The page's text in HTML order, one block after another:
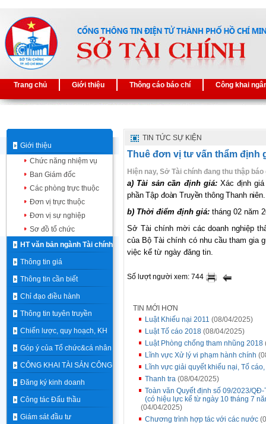
Trang chủ Giới thiệu Thông cáo báo chí Công khai
Giới thiệu
Chức năng nhiệm vụ
Ban Giám đốc
Các phòng trực thuộc
Đơn vị trực thuộc
Đơn vị sự nghiệp
Sơ đồ tổ chức
HT văn bản ngành Tài chính
Thông tin giá
Thông tin cần biết
Chỉ đạo điều hành
Thông tin tuyên truyền
Chiến lược, quy hoạch, KH
Góp ý của Tổ chức&cá nhân
CÔNG KHAI TÀI SẢN CÔNG
Đăng ký kinh doanh
Công tác Đấu thầu
Giám sát đầu tư
TIN TỨC SỰ KIỆN
Thuê đơn vị tư vấn thẩm định
Hiện nay, Sở Tài chính đang thu thập
a) Tài sản cần định giá:Xác định giá
phần Tập đoàn Truyền thông Thanh niên.
b) Thời điểm định giá: tháng 02 năm
Sở Tài chính mời các doanh nghiệp
của Bộ Tài chính có nhu cầu tham gia
việc kể từ ngày đăng tin.
Số lượt người xem: 744
TIN MỚI HƠN
Luật Khiếu nại 2011 (08/04/2025)
Luật Tố cáo 2018 (08/04/2025)
Luật Phòng chống tham nhũng 2018
Lĩnh vực Xử lý vi phạm hành chính
Lĩnh vực giải quyết khiếu nại, Tố
Thanh tra (08/04/2025)
Toàn văn Quyết định số 09/2023/
(có hiệu lực kể từ ngày 10 tháng 7
(04/04/2025)
Chương trình hợp tác với các nước